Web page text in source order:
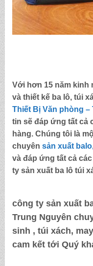
Với hơn 15 năm kinh
và thiết kế ba lô, túi
Thiết Bị Văn phòng
tin sẽ đáp ứng tất cả
hàng. Chúng tôi là
chuyên sản xuất
và đáp ứng tất cả
ty sản xuất ba lô túi
công ty sản xuất
Trung Nguyên
sinh , túi xách,
cam kết tới Quý